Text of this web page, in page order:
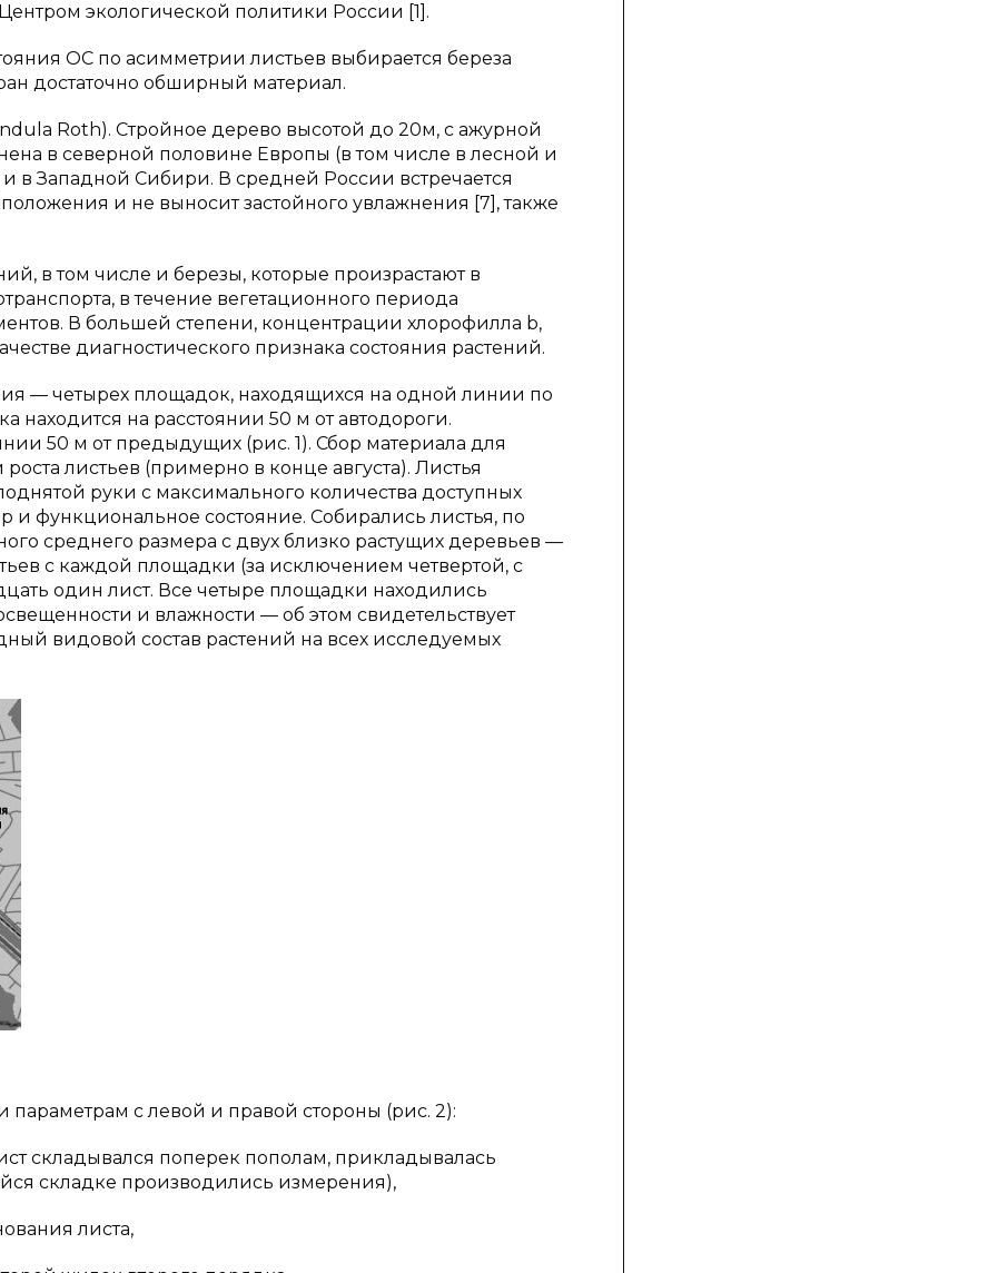
экологической политики России [1].
ОС по асимметрии листьев выбирается береза
достаточно обширный материал.
Roth). Стройное дерево высотой до 20м, с ажурной
в северной половине Европы (в том числе в лесной и
в Западной Сибири. В средней России встречается
и не выносит застойного увлажнения [7], также
в том числе и березы, которые произрастают в
в течение вегетационного периода
В большей степени, концентрации хлорофилла b,
диагностического признака состояния растений.
— четырех площадок, находящихся на одной линии по
находится на расстоянии 50 м от автодороги.
50 м от предыдущих (рис. 1). Сбор материала для
листьев (примерно в конце августа). Листья
руки с максимального количества доступных
и функциональное состояние. Собирались листья, по
среднего размера с двух близко растущих деревьев —
с каждой площадки (за исключением четвертой, с
один лист. Все четыре площадки находились
и влажности — об этом свидетельствует
видовой состав растений на всех исследуемых
параметрам с левой и правой стороны (рис. 2):
складывался поперек пополам, прикладывалась
складке производились измерения),
листа,